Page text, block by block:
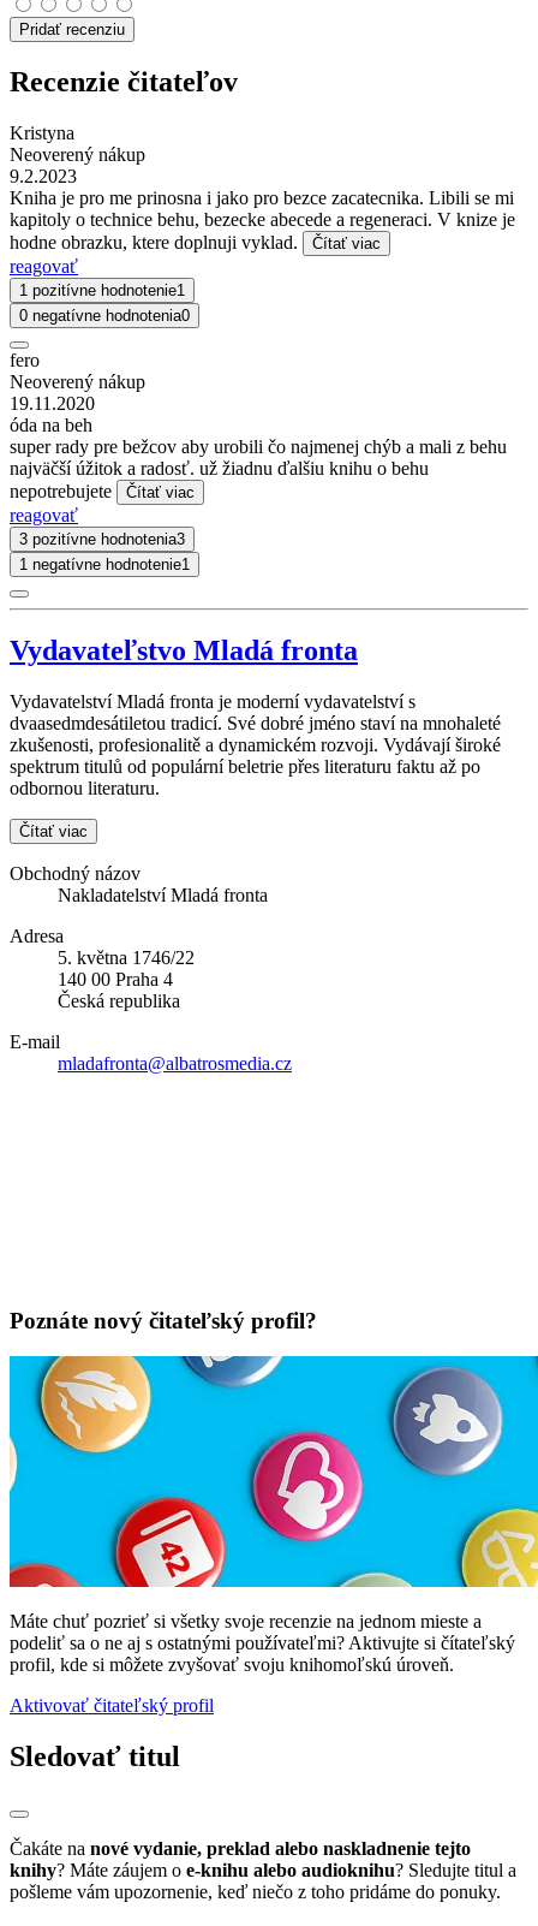
Pridať recenziu
Recenzie čitateľov
Kristyna
Neoverený nákup
9.2.2023
Kniha je pro me prinosna i jako pro bezce zacatecnika. Libili se mi
kapitoly o technice behu, bezecke abecede a regeneraci. V knize je
hodne obrazku, ktere doplnuji vyklad.
Čítať viac
reagovať
1 pozitívne hodnotenie1
0 negatívne hodnotenia0
fero
Neoverený nákup
19.11.2020
óda na beh
super rady pre bežcov aby urobili čo najmenej chýb a mali z behu
najväčší úžitok a radosť. už žiadnu ďalšiu knihu o behu
nepotrebujete
Čítať viac
reagovať
3 pozitívne hodnotenia3
1 negatívne hodnotenie1
Vydavateľstvo Mladá fronta
Vydavatelství Mladá fronta je moderní vydavatelství s
dvaasedmdesátiletou tradicí. Své dobré jméno staví na mnohaleté
zkušenosti, profesionalitě a dynamickém rozvoji. Vydávají široké
spektrum titulů od populární beletrie přes literaturu faktu až po
odbornou literaturu.
Čítať viac
Obchodný názov
Nakladatelství Mladá fronta
Adresa
5. května 1746/22
140 00 Praha 4
Česká republika
E-mail
mladafronta@albatrosmedia.cz
Poznáte nový čitateľský profil?
Máte chuť pozrieť si všetky svoje recenzie na jednom mieste a
podeliť sa o ne aj s ostatnými používateľmi? Aktivujte si čítateľský
profil, kde si môžete zvyšovať svoju knihomoľskú úroveň.
Aktivovať čitateľský profil
Sledovať titul
Čakáte na nové vydanie, preklad alebo naskladnenie tejto
knihy? Máte záujem o e-knihu alebo audioknihu? Sledujte titul a
pošleme vám upozornenie, keď niečo z toho pridáme do ponuky.